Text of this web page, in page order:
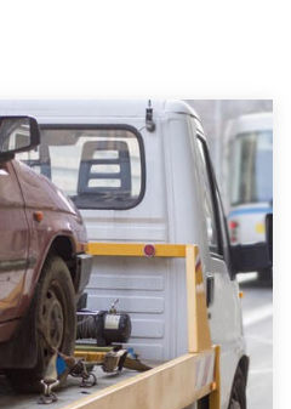
door de Sloopauto
Wij kunnen uw
. Neem telefonisch
Wilt u
onderdelen offerte
Onderdelenlijn! Vul uw
inkoop van auto's van
Alfa Romeo, Audi, BMW,